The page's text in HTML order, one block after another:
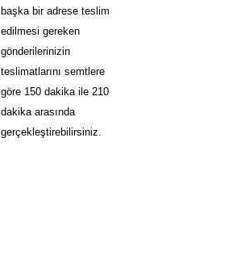
başka bir adrese teslim
edilmesi gereken
gönderilerinizin
teslimatlarını semtlere
göre 150 dakika ile 210
dakika arasında
gerçekleştirebilirsiniz.